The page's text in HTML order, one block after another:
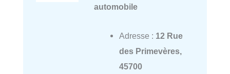
automobile
Adresse : 12 Rue
des Primevères,
45700